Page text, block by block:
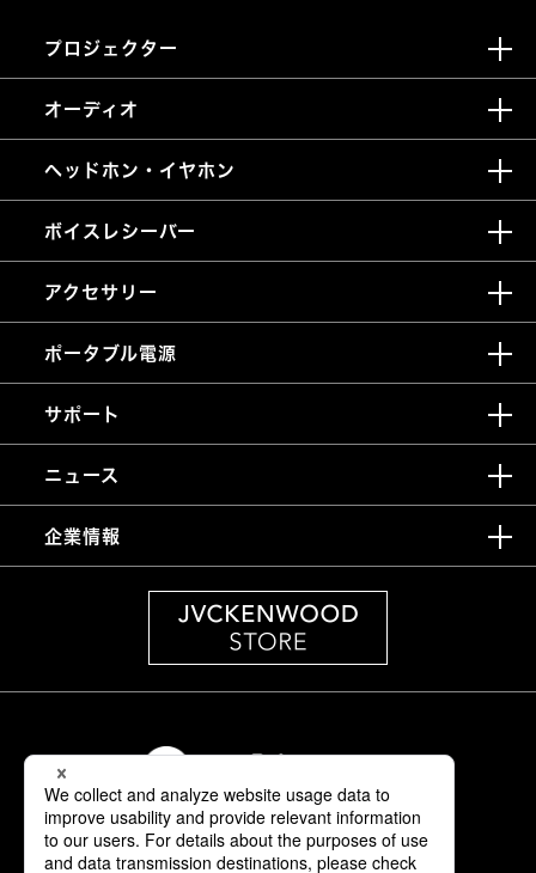
プロジェクター
オーディオ
ヘッドホン・イヤホン
ボイスレシーバー
アクセサリー
ポータブル電源
サポート
ニュース
企業情報
情報セキュリティ基本方針